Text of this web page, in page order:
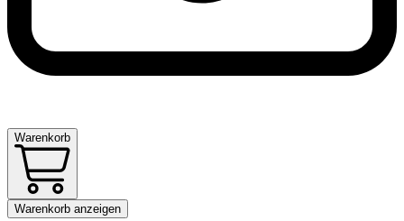
Warenkorb
Warenkorb anzeigen